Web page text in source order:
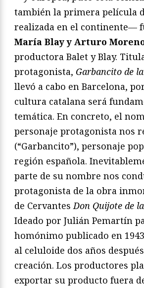
también la primera película
realizada en el continente—
María Blay y Arturo
productora Balet y Blay.
protagonista, Garbancito de
llevó a cabo en Barcelona,
cultura catalana será
temática. En concreto, el
personaje protagonista nos
(“Garbancito”), personaje
región española.
parte de su nombre nos
protagonista de la obra
de Cervantes Don Quijote de
Ideado por Julián Pemartín
homónimo publicado en
al celuloide dos años
creación. Los productores
exportar su producto fuera